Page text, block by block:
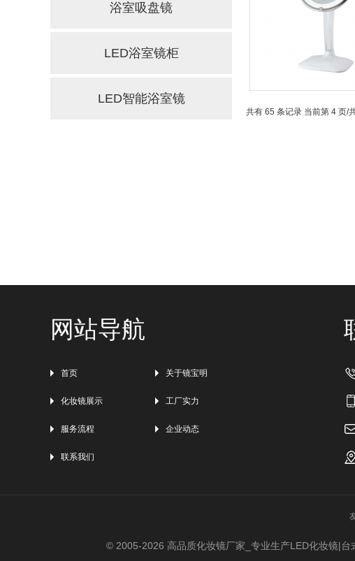
浴室吸盘镜
LED浴室镜柜
LED智能浴室镜
共有 65 条记录 当前第 4 页/
网站导航
首页 关于镜宝明
化妆镜展示 工厂实力
服务流程 企业动态
联系我们
© 2005-2026 高品质化妆镜厂家_专业生产LED化妆镜|